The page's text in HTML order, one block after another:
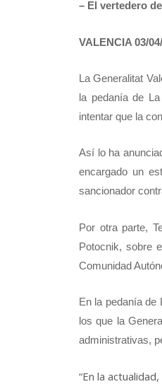
– El vertedero
VALENCIA 03/
La Generalitat
la pedanía de
intentar que la
Así lo ha
encargado un
sancionador
Por otra parte,
Potocnik, sobre
Comunidad
En la pedanía de
los que la
administrativas,
“En la